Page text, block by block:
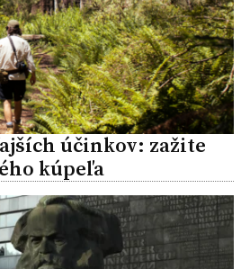
účinkov: zažite
kúpeľa